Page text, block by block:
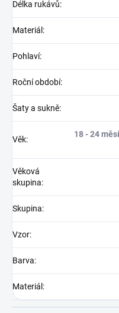
Délka rukávů:
Materiál :
Pohlaví:
Roční období:
Šaty a sukně:
Věk:
18 - 24
Věková
skupina:
Skupina:
Vzor:
Barva:
Materiál :